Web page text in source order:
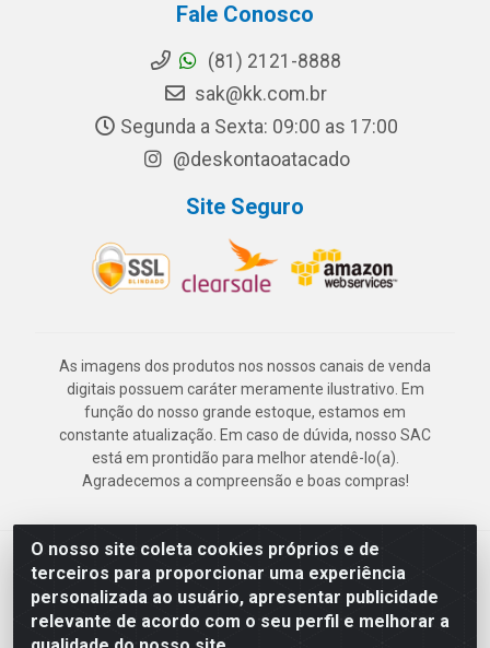
O nosso site coleta cookies próprios e de
terceiros para proporcionar uma experiência
personalizada ao usuário, apresentar publicidade
relevante de acordo com o seu perfil e melhorar a
Fale Conosco
(81) 2121-8888
sak@kk.com.br
Segunda a Sexta: 09:00 as 17:00
@deskontaoatacado
Site Seguro
As imagens dos produtos nos nossos canais de venda
digitais possuem caráter meramente ilustrativo. Em
função do nosso grande estoque, estamos em
constante atualização. Em caso de dúvida, nosso SAC
está em prontidão para melhor atendê-lo(a).
Agradecemos a compreensão e boas compras!
Deskontão Atacado - Av. Marechal Mascarenhas de Morais, 2471 -
Imbiribeira - Recife/PE - CEP 51.150-001 - CNPJ 24.150.377/0003-
57